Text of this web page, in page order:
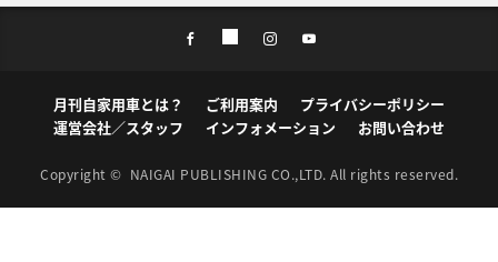
月刊自家用車とは？ ご利用案内
プライバシーポリシー
運営会社／スタッフ
インフォメーション お問い合わせ
Copyright © NAIGAI PUBLISHING CO.,LTD. All rights reserved.